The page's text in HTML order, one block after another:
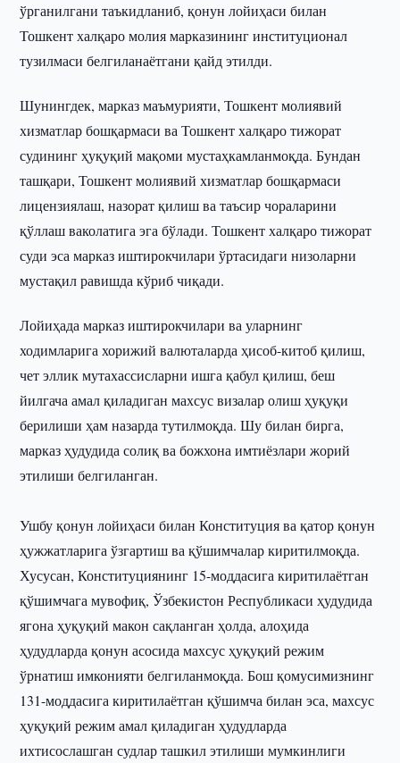
ўрганилгани таъкидланиб, қонун лойиҳаси билан
Тошкент халқаро молия марказининг институционал
тузилмаси белгиланаётгани қайд этилди.
Шунингдек, марказ маъмурияти, Тошкент молиявий
хизматлар бошқармаси ва Тошкент халқаро тижорат
судининг ҳуқуқий мақоми мустаҳкамланмоқда. Бундан
ташқари, Тошкент молиявий хизматлар бошқармаси
лицензиялаш, назорат қилиш ва таъсир чораларини
қўллаш ваколатига эга бўлади. Тошкент халқаро тижорат
суди эса марказ иштирокчилари ўртасидаги низоларни
мустақил равишда кўриб чиқади.
Лойиҳада марказ иштирокчилари ва уларнинг
ходимларига хорижий валюталарда ҳисоб-китоб қилиш,
чет эллик мутахассисларни ишга қабул қилиш, беш
йилгача амал қиладиган махсус визалар олиш ҳуқуқи
берилиши ҳам назарда тутилмоқда. Шу билан бирга,
марказ ҳудудида солиқ ва божхона имтиёзлари жорий
этилиши белгиланган.
Ушбу қонун лойиҳаси билан Конституция ва қатор қонун
ҳужжатларига ўзгартиш ва қўшимчалар киритилмоқда.
Хусусан, Конституциянинг 15-моддасига киритилаётган
қўшимчага мувофиқ, Ўзбекистон Республикаси ҳудудида
ягона ҳуқуқий макон сақланган ҳолда, алоҳида
ҳудудларда қонун асосида махсус ҳуқуқий режим
ўрнатиш имконияти белгиланмоқда. Бош қомусимизнинг
131-моддасига киритилаётган қўшимча билан эса, махсус
ҳуқуқий режим амал қиладиган ҳудудларда
ихтисослашган судлар ташкил этилиши мумкинлиги